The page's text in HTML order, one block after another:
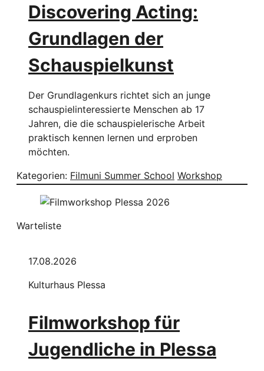
Discovering Acting:
Grundlagen der
Schauspielkunst
Der Grundlagenkurs richtet sich an junge
schauspielinteressierte Menschen ab 17
Jahren, die die schauspielerische Arbeit
praktisch kennen lernen und erproben
möchten.
Kategorien: Filmuni Summer School Workshop
Warteliste
17.08.2026
Kulturhaus Plessa
Filmworkshop für
Jugendliche in Plessa